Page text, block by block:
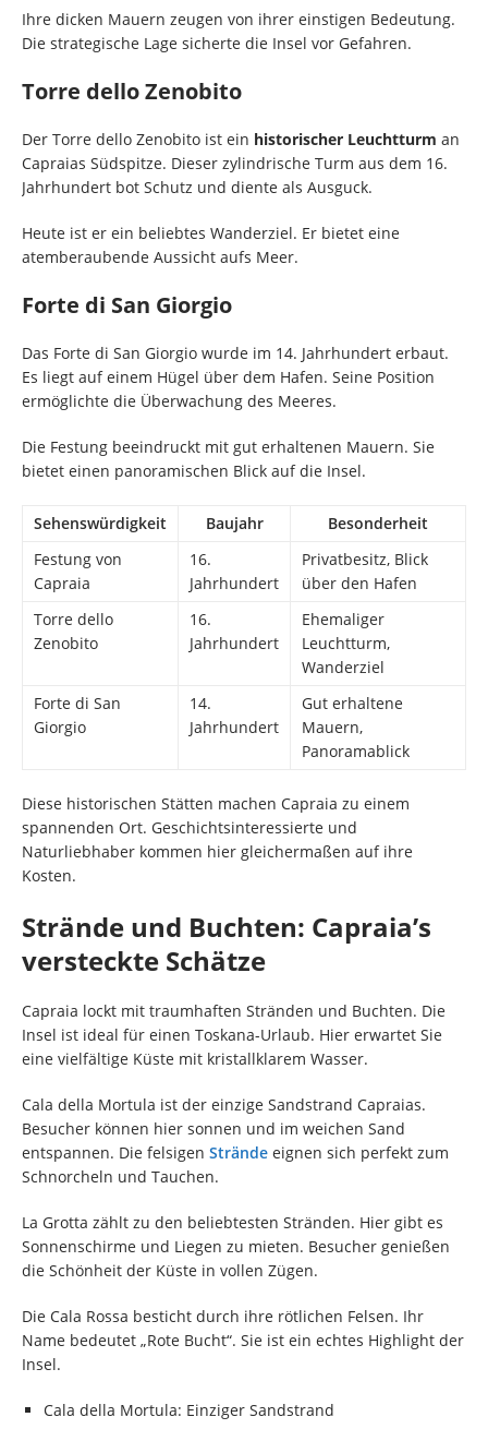
Ihre dicken Mauern zeugen von ihrer einstigen Bedeutung.
Die strategische Lage sicherte die Insel vor Gefahren.
Torre dello Zenobito
Der Torre dello Zenobito ist ein historischer Leuchtturm an
Capraias Südspitze. Dieser zylindrische Turm aus dem 16.
Jahrhundert bot Schutz und diente als Ausguck.
Heute ist er ein beliebtes Wanderziel. Er bietet eine
atemberaubende Aussicht aufs Meer.
Forte di San Giorgio
Das Forte di San Giorgio wurde im 14. Jahrhundert erbaut.
Es liegt auf einem Hügel über dem Hafen. Seine Position
ermöglichte die Überwachung des Meeres.
Die Festung beeindruckt mit gut erhaltenen Mauern. Sie
bietet einen panoramischen Blick auf die Insel.
Sehenswürdigkeit Baujahr
Besonderheit
Festung von
Capraia
16.
Jahrhundert
Privatbesitz, Blick
über den Hafen
Torre dello
Zenobito
16.
Jahrhundert
Ehemaliger
Leuchtturm,
Wanderziel
Forte di San
Giorgio
14.
Jahrhundert
Gut erhaltene
Mauern,
Panoramablick
Diese historischen Stätten machen Capraia zu einem
spannenden Ort. Geschichtsinteressierte und
Naturliebhaber kommen hier gleichermaßen auf ihre
Kosten.
Strände und Buchten: Capraia’s
versteckte Schätze
Capraia lockt mit traumhaften Stränden und Buchten. Die
Insel ist ideal für einen Toskana-Urlaub. Hier erwartet Sie
eine vielfältige Küste mit kristallklarem Wasser.
Cala della Mortula ist der einzige Sandstrand Capraias.
Besucher können hier sonnen und im weichen Sand
entspannen. Die felsigen Strände eignen sich perfekt zum
Schnorcheln und Tauchen.
La Grotta zählt zu den beliebtesten Stränden. Hier gibt es
Sonnenschirme und Liegen zu mieten. Besucher genießen
die Schönheit der Küste in vollen Zügen.
Die Cala Rossa besticht durch ihre rötlichen Felsen. Ihr
Name bedeutet „Rote Bucht“. Sie ist ein echtes Highlight der
Insel.
Cala della Mortula: Einziger Sandstrand